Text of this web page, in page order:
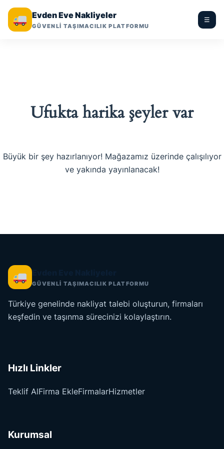
Evden Eve Nakliyeler
GÜVENLİ TAŞIMACILIK PLATFORMU
☰
Ufukta harika şeyler var
Büyük bir şey hazırlanıyor! Mağazamız üzerinde çalışılıyor
ve yakında yayınlanacak!
GÜVENLİ TAŞIMACILIK PLATFORMU
Türkiye genelinde nakliyat talebi oluşturun, firmaları
keşfedin ve taşınma sürecinizi kolaylaştırın.
Hızlı Linkler
Teklif AlFirma EkleFirmalarHizmetler
Kurumsal